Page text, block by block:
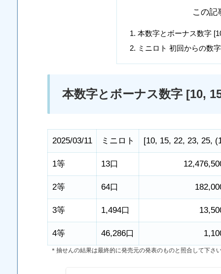
この記
本数字とボーナス数字
ミニロト 初回からの数
本数字とボーナス数字 [10,
2025/03/11 ミニロト [10, 15, 22, 23, 25,
1等 13口
2等 64口
3等 1,494口
4等 46,286口
＊抽せんの結果は最終的に発売元の発表のものと照合して下さ